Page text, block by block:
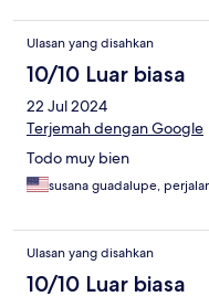
Ulasan yang disahkan
10/10 Luar biasa
22 Jul 2024
Terjemah dengan Google
Todo muy bien
susana guadalupe,
Ulasan yang disahkan
10/10 Luar biasa